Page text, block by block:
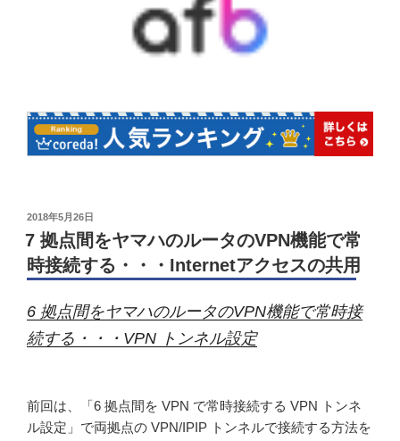
投
稿
日:
2018年5月26日
7 拠点間をヤマハのルータのVPN機能で常
時接続する・・・Internetアクセスの共用
6 拠点間をヤマハのルータのVPN機能で常時接
続する・・・VPN トンネル設定
前回は、「6 拠点間を VPN で常時接続する VPN トンネ
ル設定」で両拠点の VPN/IPIP トンネルで接続する方法を